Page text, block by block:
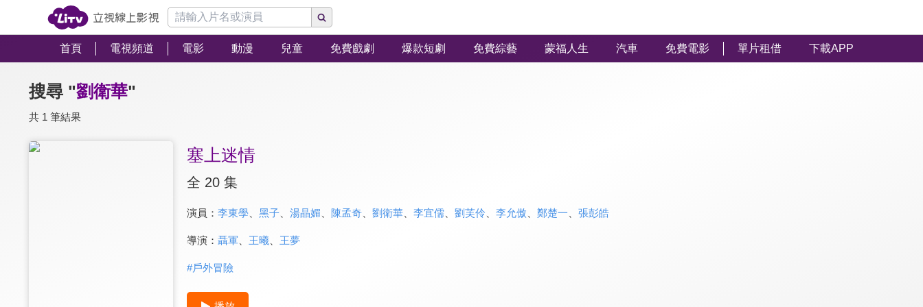
首頁 電視頻道 電影 動漫 兒童 免費戲劇 爆款短劇 免費綜藝 蒙福人生 汽車 免費電影 單片租借 下載APP
搜尋 "劉衛華"
共 1 筆結果
塞上迷情
全 20 集
演員： 李東學、 黑子、 湯晶媚 陳孟奇、 劉衛華、 李宜儒、 劉芙伶、 李允傲 鄭楚一 張彭皓
導演： 聶軍、 王曦、 王夢
#戶外冒險